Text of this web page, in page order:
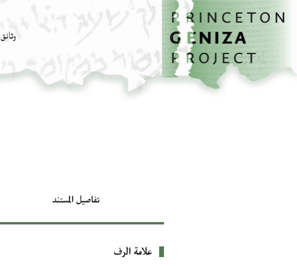
تخطي إلى المحتوى الرئيسي
الصفحة الرئيسية
وثائق
تفاصيل المستند
بيانات التعريف
علامة الرف